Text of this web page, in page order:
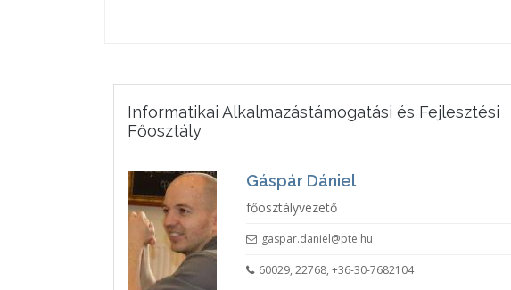
Informatikai Alkalmazástámogatási és Fejlesztési
Főosztály
Gáspár Dániel
főosztályvezető
gaspar.daniel@pte.hu
60029, 22768, +36-30-7682104